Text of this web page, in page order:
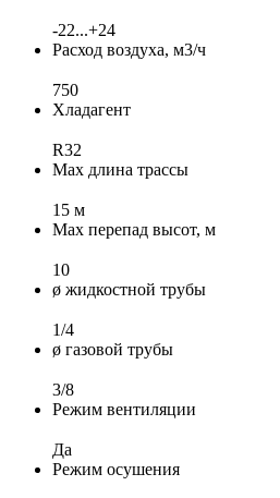
-22...+24
Расход воздуха, м3/ч
750
Хладагент
R32
Max длина трассы
15 м
Max перепад высот, м
10
ø жидкостной трубы
1/4
ø газовой трубы
3/8
Режим вентиляции
Да
Режим осушения